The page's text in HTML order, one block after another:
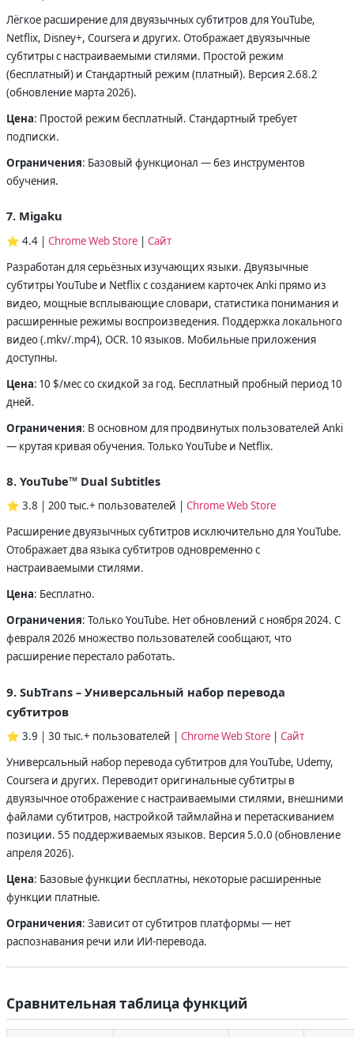
Лёгкое расширение для двуязычных субтитров для YouTube,
Netflix, Disney+, Coursera и других. Отображает двуязычные
субтитры с настраиваемыми стилями. Простой режим
(бесплатный) и Стандартный режим (платный). Версия 2.68.2
(обновление марта 2026).
Цена: Простой режим бесплатный. Стандартный требует
подписки.
Ограничения: Базовый функционал — без инструментов
обучения.
7. Migaku
⭐ 4.4 | Chrome Web Store | Сайт
Разработан для серьёзных изучающих языки. Двуязычные
субтитры YouTube и Netflix с созданием карточек Anki прямо из
видео, мощные всплывающие словари, статистика понимания и
расширенные режимы воспроизведения. Поддержка локального
видео (.mkv/.mp4), OCR. 10 языков. Мобильные приложения
доступны.
Цена: 10 $/мес со скидкой за год. Бесплатный пробный период 10
дней.
Ограничения: В основном для продвинутых пользователей Anki
— крутая кривая обучения. Только YouTube и Netflix.
8. YouTube™ Dual Subtitles
⭐ 3.8 | 200 тыс.+ пользователей | Chrome Web Store
Расширение двуязычных субтитров исключительно для YouTube.
Отображает два языка субтитров одновременно с
настраиваемыми стилями.
Цена: Бесплатно.
Ограничения: Только YouTube. Нет обновлений с ноября 2024. С
февраля 2026 множество пользователей сообщают, что
расширение перестало работать.
9. SubTrans – Универсальный набор перевода
субтитров
⭐ 3.9 | 30 тыс.+ пользователей | Chrome Web Store | Сайт
Универсальный набор перевода субтитров для YouTube, Udemy,
Coursera и других. Переводит оригинальные субтитры в
двуязычное отображение с настраиваемыми стилями, внешними
файлами субтитров, настройкой таймлайна и перетаскиванием
позиции. 55 поддерживаемых языков. Версия 5.0.0 (обновление
апреля 2026).
Цена: Базовые функции бесплатны, некоторые расширенные
функции платные.
Ограничения: Зависит от субтитров платформы — нет
распознавания речи или ИИ-перевода.
Сравнительная таблица функций